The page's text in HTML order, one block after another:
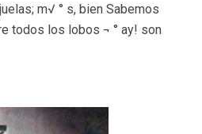
m√ ° s, bien Sabemos
todos los lobos ¬ ° ay! son